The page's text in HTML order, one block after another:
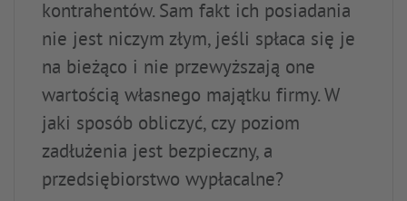
kontrahentów. Sam fakt ich posiadania
nie jest niczym złym, jeśli spłaca się je
na bieżąco i nie przewyższają one
wartością własnego majątku firmy. W
jaki sposób obliczyć, czy poziom
zadłużenia jest bezpieczny, a
przedsiębiorstwo wypłacalne?